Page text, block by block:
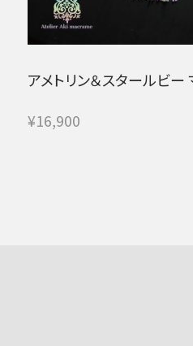
アメトリン＆スタールビー
¥16,900